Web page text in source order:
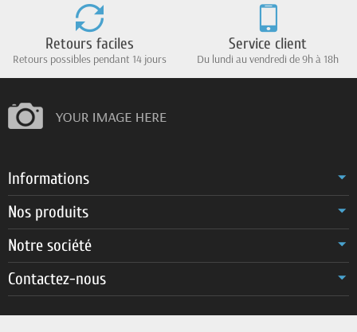
Retours faciles
Retours possibles pendant 14 jours
Service client
Du lundi au vendredi de 9h à 18h
Informations
Nos produits
Notre société
Contactez-nous